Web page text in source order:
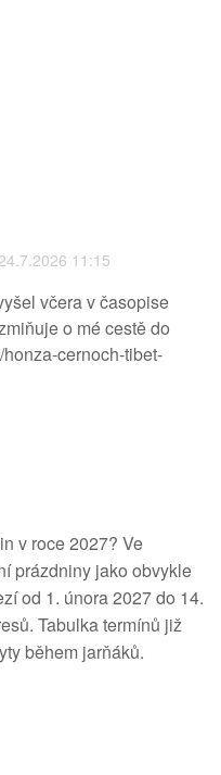
11:15
včera v časopise
o mé cestě do
cernoch-tibet-
v roce 2027? Ve
prázdniny jako obvykle
od 1. února 2027 do 14.
Tabulka termínů již
během jarňáků.